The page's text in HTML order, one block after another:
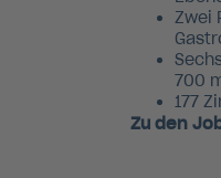
Zwei
700
177
Zu den